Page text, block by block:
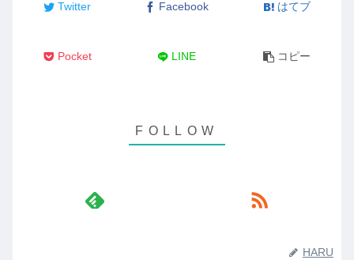
Twitter Facebook はてブ
Pocket LINE コピー
HARU